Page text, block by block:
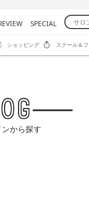
SPECIAL
ショッピング スクール＆
から探す